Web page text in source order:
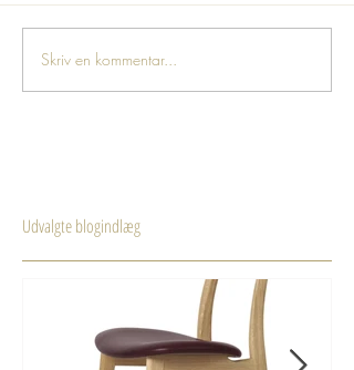
Skriv en kommentar...
Udvalgte blogindlæg